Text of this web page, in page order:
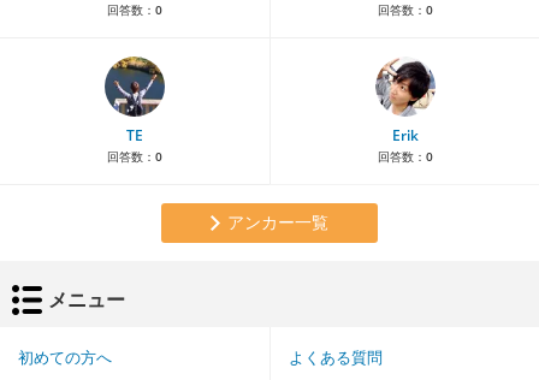
回答数： 0 回答数： 0
TE
回答数： 0
Erik
回答数： 0
アンカー一覧
メニュー
初めての方へ よくある質問